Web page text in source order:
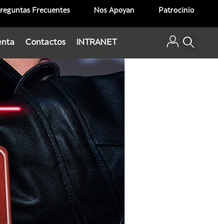
Frecuentes Nos Apoyan Patrocinio
Contactos INTRANET